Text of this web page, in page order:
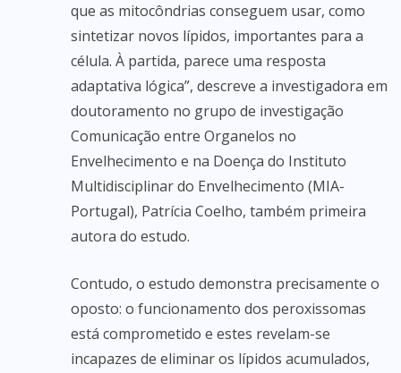
que as mitocôndrias conseguem usar, como
sintetizar novos lípidos, importantes para a
célula. À partida, parece uma resposta
adaptativa lógica”, descreve a investigadora em
doutoramento no grupo de investigação
Comunicação entre Organelos no
Envelhecimento e na Doença do Instituto
Multidisciplinar do Envelhecimento (MIA-
Portugal), Patrícia Coelho, também primeira
autora do estudo.
Contudo, o estudo demonstra precisamente o
oposto: o funcionamento dos peroxissomas
está comprometido e estes revelam-se
incapazes de eliminar os lípidos acumulados,